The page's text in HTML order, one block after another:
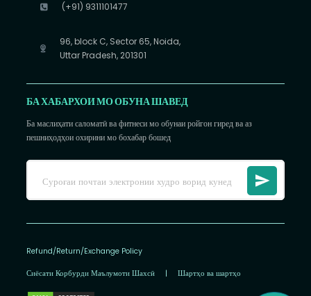
(+91) 9311101477
96, block C, Sector 65, Noida,
Uttar Pradesh, 201301
БА ХАБАРХОИ МО ОБУНА ШАВЕД
Ба маслиҳати саломатӣ ва фитнеси мо обунаи ройгон гиред ва аз
пешниҳодҳои охирини мо бохабар бошед
Refund/Return/Exchange Policy
Сиёсати Корбурди Маълумоти Шахсӣ | Шартҳо ва шартҳо